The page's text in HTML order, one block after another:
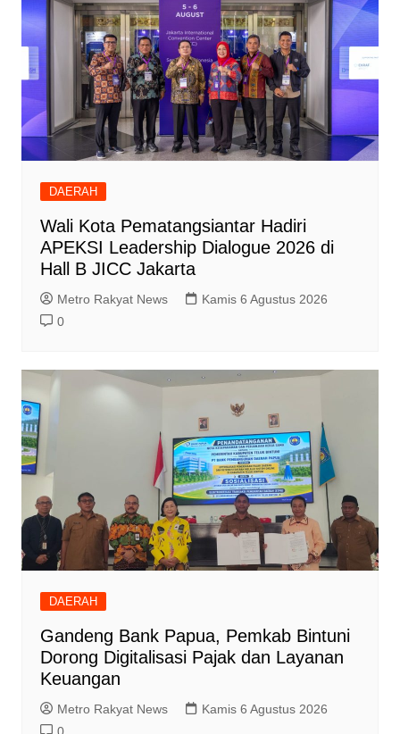
DAERAH
Wali Kota Pematangsiantar Hadiri
APEKSI Leadership Dialogue 2026 di
Hall B JICC Jakarta
Metro Rakyat News
Kamis 6 Agustus 2026
0
DAERAH
Gandeng Bank Papua, Pemkab Bintuni
Dorong Digitalisasi Pajak dan Layanan
Keuangan
Metro Rakyat News
Kamis 6 Agustus 2026